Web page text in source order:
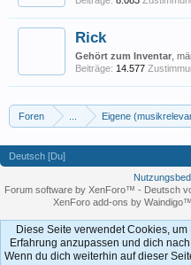
Rick
Gehört zum Inventar ,
Beiträge: 14.577
Foren Eigene
Deutsch [Du]
Forum software by XenForo™ - Deutsch
XenForo add-ons by Waindigo™
Diese Seite verwendet Cookies,
Erfahrung anzupassen und dich
Wenn du dich weiterhin auf dieser